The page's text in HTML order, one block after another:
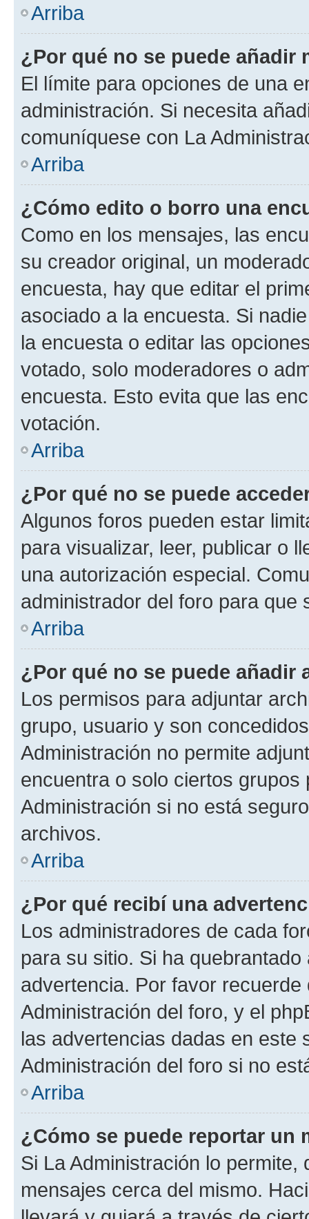
Arriba
¿Por qué no se puede añadir
El límite para opciones de una
administración. Si necesita
comuníquese con La
Arriba
¿Cómo edito o borro una
Como en los mensajes, las
su creador original, un
encuesta, hay que editar el
asociado a la encuesta. Si
la encuesta o editar las
votado, solo moderadores o
encuesta. Esto evita que las
votación.
Arriba
¿Por qué no se puede
Algunos foros pueden estar
para visualizar, leer, publicar o
una autorización especial.
administrador del foro para que
Arriba
¿Por qué no se puede añadir
Los permisos para adjuntar
grupo, usuario y son
Administración no permite
encuentra o solo ciertos
Administración si no está
archivos.
Arriba
¿Por qué recibí una
Los administradores de cada
para su sitio. Si ha
advertencia. Por favor
Administración del foro, y el
las advertencias dadas en este
Administración del foro si no
Arriba
¿Cómo se puede reportar un
Si La Administración lo
mensajes cerca del mismo.